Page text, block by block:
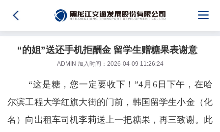
“的姐”送还手机拒酬金 留学生赠糖果表谢意
ADMIN 加入时间：2026-04-09 11:26:24
“这是糖，您一定要收下！”4月6日下午，在哈
尔滨工程大学红旗大街的门前，韩国留学生小金（化
名）向出租车司机李莉送上一把糖果，再三致谢。此